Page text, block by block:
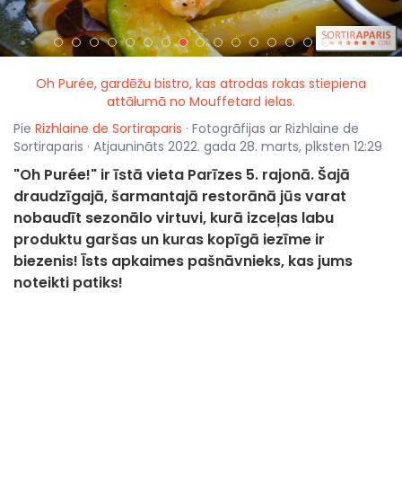
Oh Purée, gardēžu bistro, kas atrodas rokas stiepiena
attālumā no Mouffetard ielas.
Pie Rizhlaine de Sortiraparis · Fotogrāfijas ar Rizhlaine de
Sortiraparis · Atjaunināts 2022. gada 28. marts, plksten 12:29
"Oh Purée!" ir īstā vieta Parīzes 5. rajonā. Šajā
draudzīgajā, šarmantajā restorānā jūs varat
nobaudīt sezonālo virtuvi, kurā izceļas labu
produktu garšas un kuras kopīgā iezīme ir
biezenis! Īsts apkaimes pašnāvnieks, kas jums
noteikti patiks!